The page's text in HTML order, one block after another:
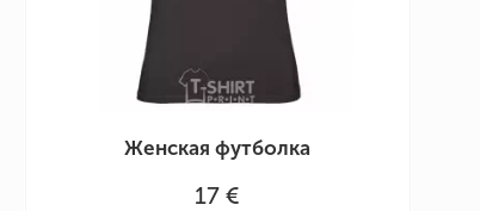
Женская футболка
17 €